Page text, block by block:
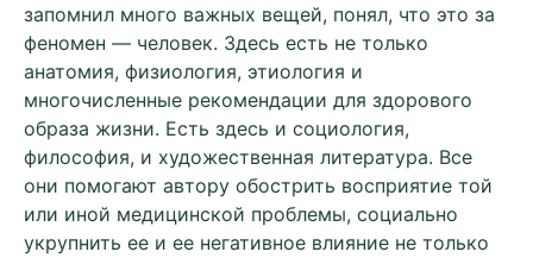
запомнил много важных вещей, понял, что это за
феномен — человек. Здесь есть не только
анатомия, физиология, этиология и
многочисленные рекомендации для здорового
образа жизни. Есть здесь и социология,
философия, и художественная литература. Все
они помогают автору обострить восприятие той
или иной медицинской проблемы, социально
укрупнить ее и ее негативное влияние не только